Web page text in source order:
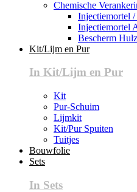
Chemische
Injectiemortel
Injectiemortel
Bescherm
Kit/Lijm en Pur
In Kit/Lijm en Pur
Kit
Pur-Schuim
Lijmkit
Kit/Pur Spuiten
Tuitjes
Bouwfolie
Sets
In Sets